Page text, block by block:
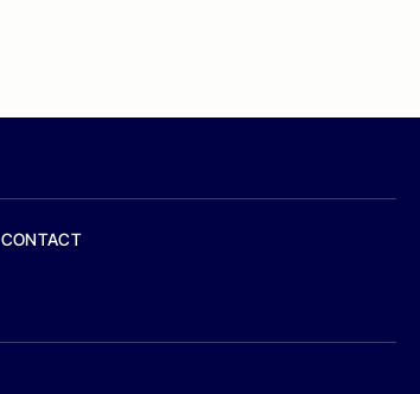
CONTACT